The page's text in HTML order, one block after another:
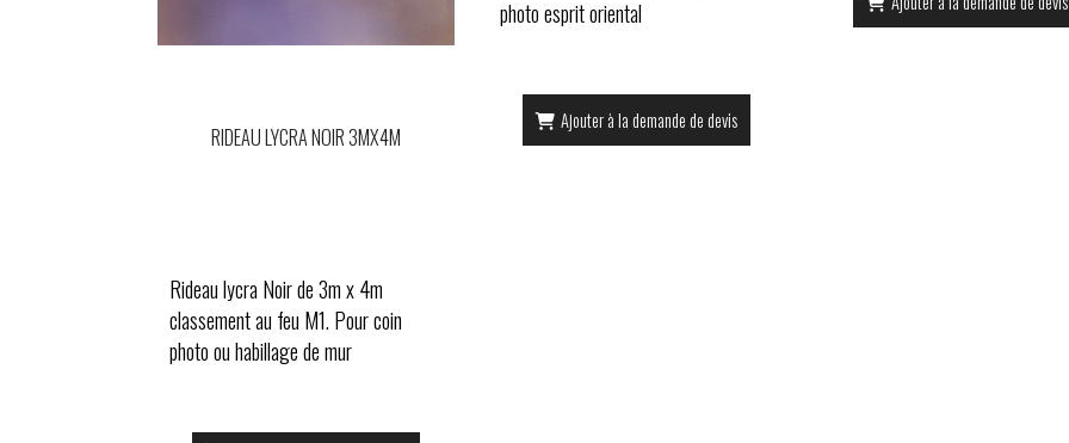
RIDEAU LYCRA NOIR 3MX4M
Rideau lycra Noir de 3m x 4m
classement au feu M1. Pour coin
photo ou habillage de mur
photo esprit oriental
Ajouter à la demande de devis